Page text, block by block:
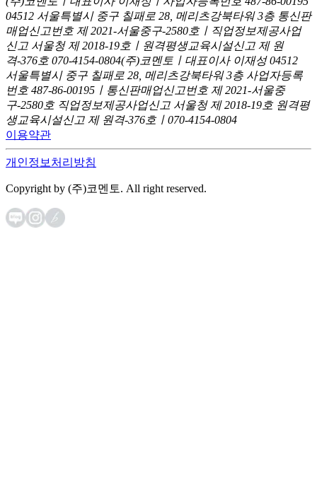
04512 서울특별시 중구 칠패로 28, 메리츠강북타워 3층 통신판
매업신고번호 제 2021-서울중구-2580호ㅣ직업정보제공사업
신고 서울청 제 2018-19호ㅣ원격평생교육시설신고 제 원
격-376호 070-4154-0804(주)코멘토ㅣ대표이사 이재성 04512
서울특별시 중구 칠패로 28, 메리츠강북타워 3층 사업자등록
번호 487-86-00195ㅣ통신판매업신고번호 제 2021-서울중
구-2580호 직업정보제공사업신고 서울청 제 2018-19호 원격평
생교육시설신고 제 원격-376호ㅣ070-4154-0804
이용약관
개인정보처리방침
Copyright by (주)코멘토. All right reserved.